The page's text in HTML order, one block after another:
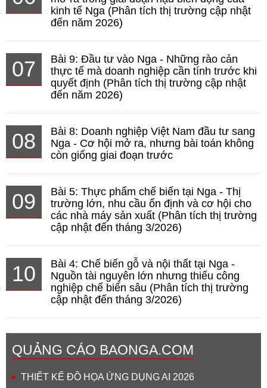
kinh tế Nga (Phân tích thị trường cập nhật
đến năm 2026)
07
Bài 9: Đầu tư vào Nga - Những rào cản
thực tế mà doanh nghiệp cần tính trước khi
quyết định (Phân tích thị trường cập nhật
đến năm 2026)
08
Bài 8: Doanh nghiệp Việt Nam đầu tư sang
Nga - Cơ hội mở ra, nhưng bài toán không
còn giống giai đoạn trước
09
Bài 5: Thực phẩm chế biến tại Nga - Thị
trường lớn, nhu cầu ổn định và cơ hội cho
các nhà máy sản xuất (Phân tích thị trường
cập nhật đến tháng 3/2026)
10
Bài 4: Chế biến gỗ và nội thất tại Nga -
Nguồn tài nguyên lớn nhưng thiếu công
nghiệp chế biến sâu (Phân tích thị trường
cập nhật đến tháng 3/2026)
QUẢNG CÁO BAONGA.COM
THIẾT KẾ ĐỒ HỌA ỨNG DỤNG AI 2026